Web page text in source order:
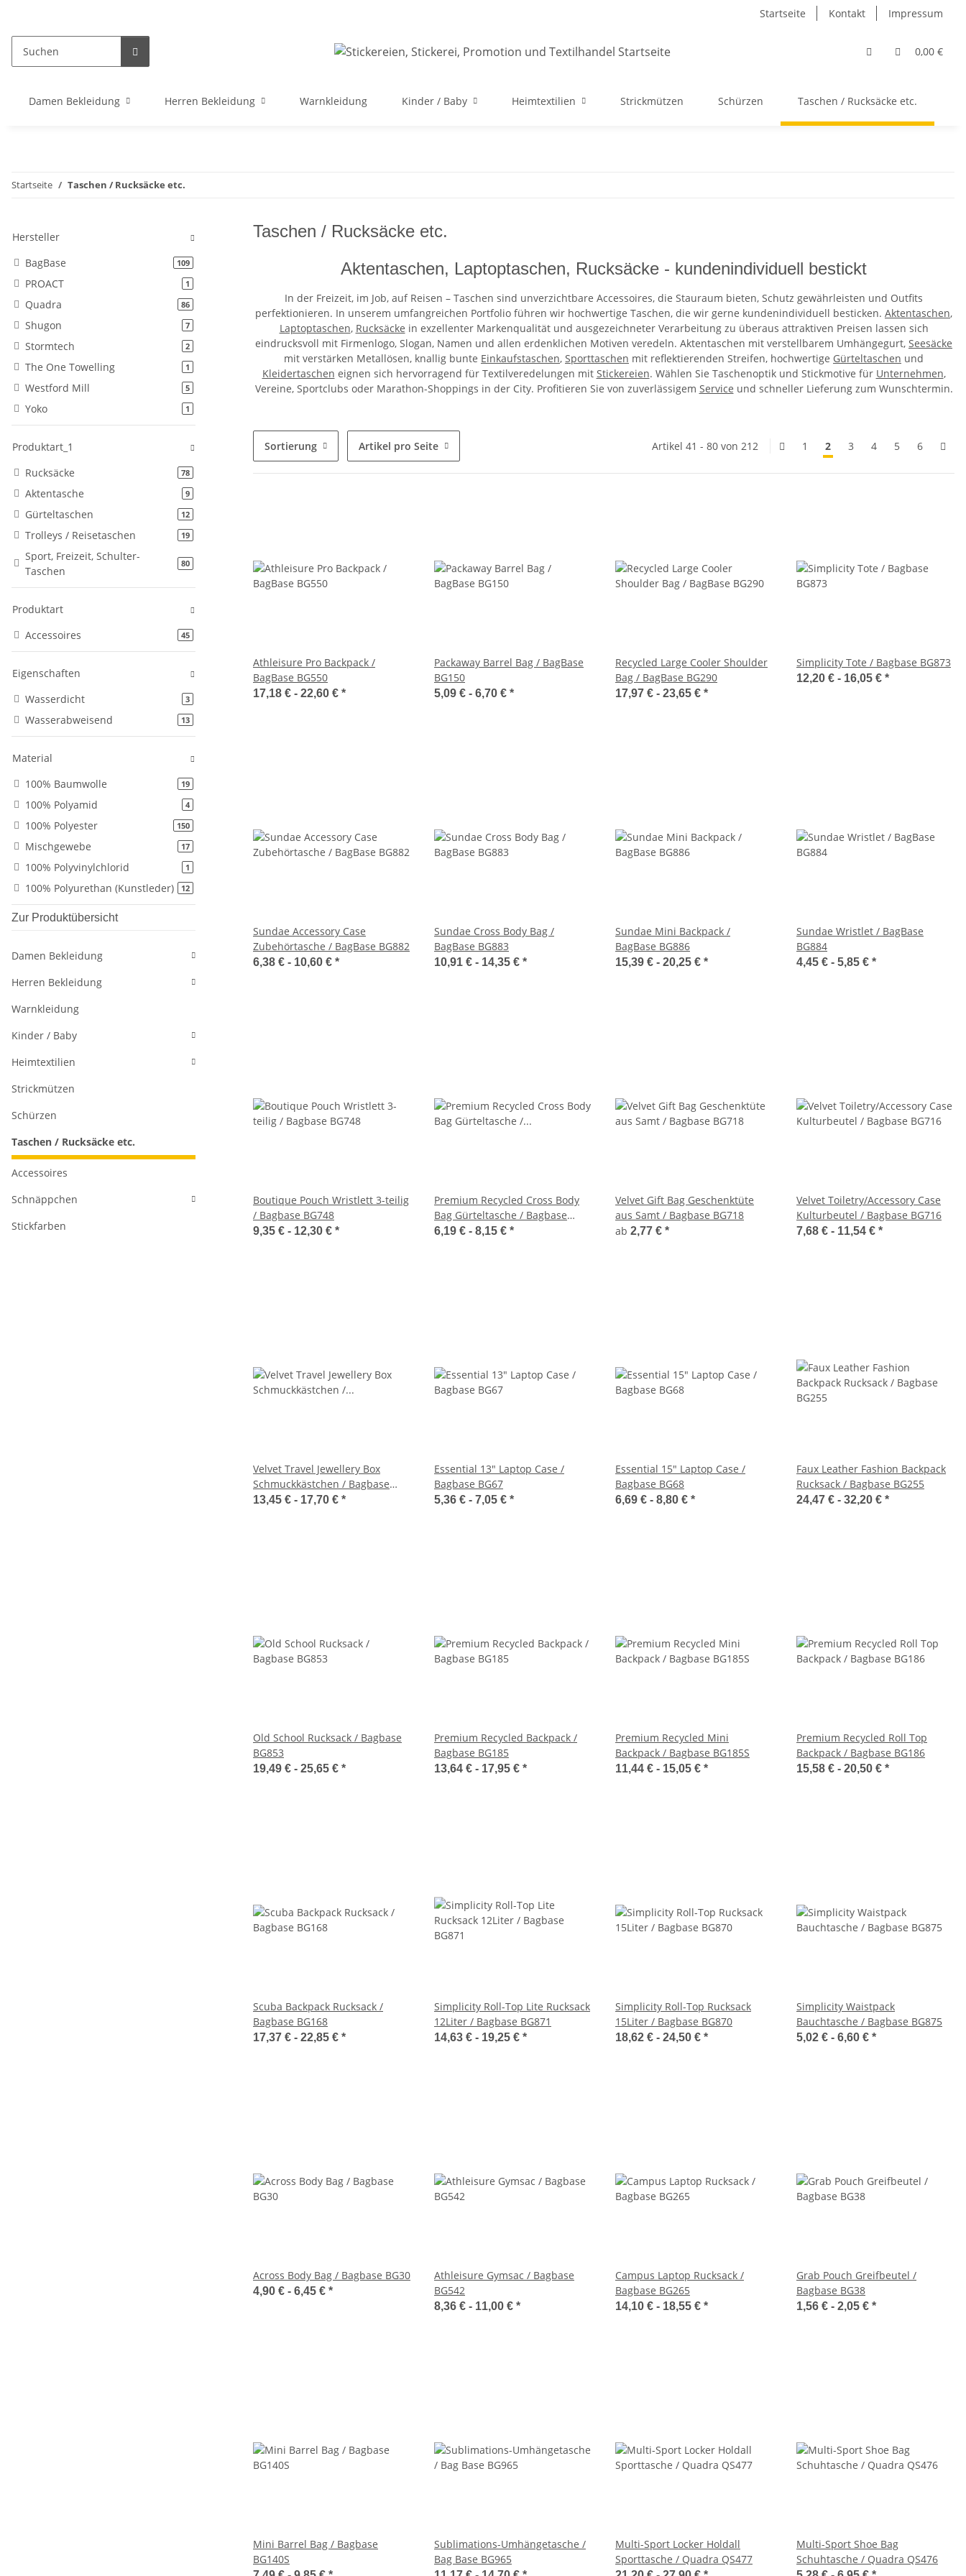
Startseite Kontakt Impressum
0,00 €
Damen Bekleidung Herren Bekleidung Warnkleidung Kinder / Baby Heimtextilien Strickmützen Schürzen Taschen / Rucksäcke etc.
Startseite Taschen / Rucksäcke etc.
Taschen / Rucksäcke etc.
Aktentaschen, Laptoptaschen, Rucksäcke - kundenindividuell bestickt
In der Freizeit, im Job, auf Reisen – Taschen sind unverzichtbare Accessoires, die Stauraum bieten, Schutz gewährleisten und Outfits
perfektionieren. In unserem umfangreichen Portfolio führen wir hochwertige Taschen, die wir gerne kundenindividuell besticken. Aktentaschen,
Laptoptaschen, Rucksäcke in exzellenter Markenqualität und ausgezeichneter Verarbeitung zu überaus attraktiven Preisen lassen sich
eindrucksvoll mit Firmenlogo, Slogan, Namen und allen erdenklichen Motiven veredeln. Aktentaschen mit verstellbarem Umhängegurt, Seesäcke
mit verstärken Metallösen, knallig bunte Einkaufstaschen, Sporttaschen mit reflektierenden Streifen, hochwertige Gürteltaschen und
Kleidertaschen eignen sich hervorragend für Textilveredelungen mit Stickereien. Wählen Sie Taschenoptik und Stickmotive für Unternehmen,
Vereine, Sportclubs oder Marathon-Shoppings in der City. Profitieren Sie von zuverlässigem Service und schneller Lieferung zum Wunschtermin.
Sortierung Artikel pro Seite Artikel 41 - 80 von 212 1 2 3 4 5 6
Athleisure Pro Backpack /
BagBase BG550
17,18 € - 22,60 € *
Packaway Barrel Bag / BagBase
BG150
5,09 € - 6,70 € *
Recycled Large Cooler Shoulder
Bag / BagBase BG290
17,97 € - 23,65 € *
Simplicity Tote / Bagbase BG873
12,20 € - 16,05 € *
Sundae Accessory Case
Zubehörtasche / BagBase BG882
6,38 € - 10,60 € *
Sundae Cross Body Bag /
BagBase BG883
10,91 € - 14,35 € *
Sundae Mini Backpack /
BagBase BG886
15,39 € - 20,25 € *
Sundae Wristlet / BagBase
BG884
4,45 € - 5,85 € *
Boutique Pouch Wristlett 3-teilig
/ Bagbase BG748
9,35 € - 12,30 € *
Premium Recycled Cross Body
Bag Gürteltasche / Bagbase
BG187
6,19 € - 8,15 € *
Velvet Gift Bag Geschenktüte
aus Samt / Bagbase BG718
ab 2,77 € *
Velvet Toiletry/Accessory Case
Kulturbeutel / Bagbase BG716
7,68 € - 11,54 € *
Velvet Travel Jewellery Box
Schmuckkästchen / Bagbase
BG710
13,45 € - 17,70 € *
Essential 13" Laptop Case /
Bagbase BG67
5,36 € - 7,05 € *
Essential 15" Laptop Case /
Bagbase BG68
6,69 € - 8,80 € *
Faux Leather Fashion Backpack
Rucksack / Bagbase BG255
24,47 € - 32,20 € *
Old School Rucksack / Bagbase
BG853
19,49 € - 25,65 € *
Premium Recycled Backpack /
Bagbase BG185
13,64 € - 17,95 € *
Premium Recycled Mini
Backpack / Bagbase BG185S
11,44 € - 15,05 € *
Premium Recycled Roll Top
Backpack / Bagbase BG186
15,58 € - 20,50 € *
Scuba Backpack Rucksack /
Bagbase BG168
17,37 € - 22,85 € *
Simplicity Roll-Top Lite Rucksack
12Liter / Bagbase BG871
14,63 € - 19,25 € *
Simplicity Roll-Top Rucksack
15Liter / Bagbase BG870
18,62 € - 24,50 € *
Simplicity Waistpack
Bauchtasche / Bagbase BG875
5,02 € - 6,60 € *
Across Body Bag / Bagbase BG30
4,90 € - 6,45 € *
Athleisure Gymsac / Bagbase
BG542
8,36 € - 11,00 € *
Campus Laptop Rucksack /
Bagbase BG265
14,10 € - 18,55 € *
Grab Pouch Greifbeutel /
Bagbase BG38
1,56 € - 2,05 € *
Mini Barrel Bag / Bagbase
BG140S
Sublimations-Umhängetasche /
Bag Base BG965
Multi-Sport Locker Holdall
Sporttasche / Quadra QS477
Multi-Sport Shoe Bag
Schuhtasche / Quadra QS476
Hersteller
BagBase
109Artikel gefunden
PROACT 1Artikel gefunden
Quadra 86Artikel gefunden
Shugon 7Artikel gefunden
Stormtech 2Artikel gefunden
The One Towelling 1Artikel gefunden
Westford Mill 5Artikel gefunden
Yoko 1Artikel gefunden
Produktart_1
Rucksäcke
78Artikel gefunden
Aktentasche 9Artikel gefunden
Gürteltaschen 12Artikel gefunden
Trolleys / Reisetaschen 19Artikel gefunden
Sport, Freizeit, Schulter-
Taschen
80Artikel gefunden
Produktart
Accessoires
45Artikel gefunden
Eigenschaften
Wasserdicht
3Artikel gefunden
Wasserabweisend 13Artikel gefunden
Material
100% Baumwolle
19Artikel gefunden
100% Polyamid 4Artikel gefunden
100% Polyester 150Artikel gefunden
Mischgewebe 17Artikel gefunden
100% Polyvinylchlorid 1Artikel gefunden
100% Polyurethan (Kunstleder) 12Artikel gefunden
Zur Produktübersicht
Damen Bekleidung
Herren Bekleidung
Warnkleidung
Kinder / Baby
Heimtextilien
Strickmützen
Schürzen
Taschen / Rucksäcke etc.
Accessoires
Schnäppchen
Stickfarben